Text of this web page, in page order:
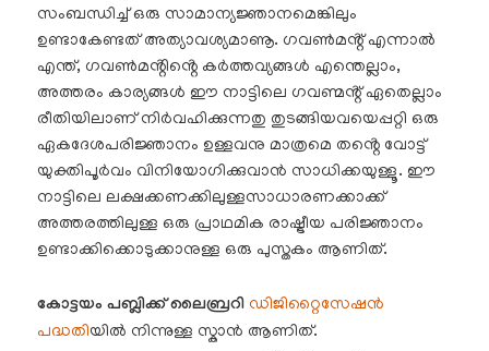
സംബന്ധിച്ച് ഒരു സാമാന്യജ്ഞാനമെങ്കിലും
ഉണ്ടാകേണ്ടത് അത്യാവശ്യമാണൂ. ഗവൺമൻ്റ് എന്നാൽ
എന്ത്, ഗവൺമൻ്റിൻ്റെ കർത്തവ്യങ്ങൾ എന്തെല്ലാം,
അത്തരം കാര്യങ്ങൾ ഈ നാട്ടിലെ ഗവണ്മൻ്റ് ഏതെല്ലാം
രീതിയിലാണ് നിർവഹിക്കുന്നതു തുടങ്ങിയവയെപ്പറ്റി ഒരു
ഏകദേശപരിജ്ഞാനം ഉള്ളവനു മാത്രമെ തൻ്റെ വോട്ട്
യുക്തിപൂർവം വിനിയോഗിക്കുവാൻ സാധിക്കയുള്ളൂ. ഈ
നാട്ടിലെ ലക്ഷക്കണക്കിലുള്ളസാധാരണക്കാക്ക്
അത്തരത്തിലുള്ള ഒരു പ്രാഥമിക രാഷ്ട്രീയ പരിജ്ഞാനം
ഉണ്ടാക്കിക്കൊടുക്കാനുള്ള ഒരു പുസ്തകം ആണിത്.
കോട്ടയം പബ്ലിക്ക് ലൈബ്രറി ഡിജിറ്റൈസേഷൻ
പദ്ധതിയിൽ നിന്നുള്ള സ്കാൻ ആണിത്.